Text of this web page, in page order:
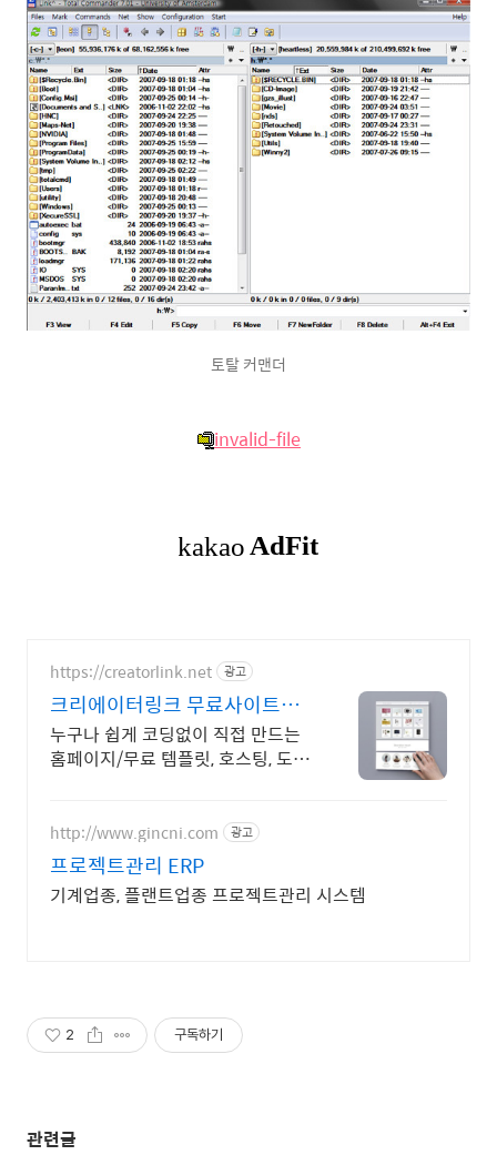
토탈 커맨더
invalid-file
https://creatorlink.net 광고
크리에이터링크 무료사이트제
작
누구나 쉽게 코딩없이 직접 만드는
홈페이지/무료 템플릿, 호스팅, 도메
http://www.gincni.com 광고
프로젝트관리 ERP
기계업종, 플랜트업종 프로젝트관리 시스템
2 구독하기
관련글